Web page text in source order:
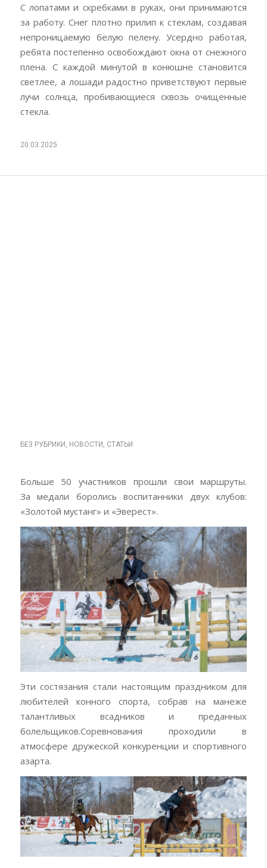
С лопатами и скребками в руках, они принимаются
за работу. Снег плотно прилип к стеклам, создавая
непроницаемую белую пелену. Усердно работая,
ребята постепенно освобождают окна от снежного
плена. С каждой минутой в конюшне становится
светлее, а лошади радостно приветствуют первые
лучи солнца, пробивающиеся сквозь очищенные
стекла.
20.03.2025
БЕЗ РУБРИКИ НОВОСТИ СТАТЬИ
Больше 50 участников прошли свои маршруты.
За медали боролись воспитанники двух клубов:
«Золотой мустанг» и «Эверест».
Эти состязания стали настоящим праздником для
любителей конного спорта, собрав на манеже
талантливых всадников и преданных
болельщиков.Соревнования проходили в
атмосфере дружеской конкуренции и спортивного
азарта.